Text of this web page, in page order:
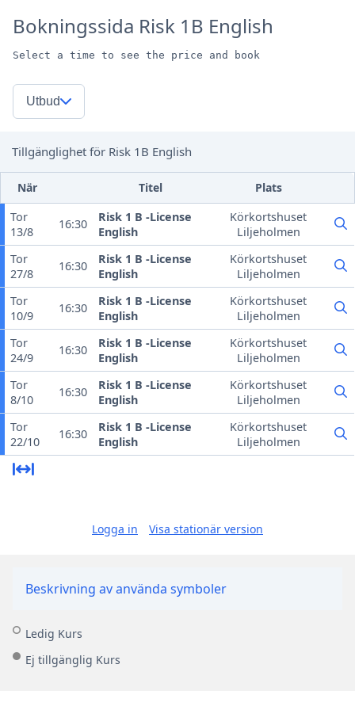
Bokningssida Risk 1B English
Select a time to see the price and book
Utbud
Tillgänglighet för Risk 1B English
När Titel
Plats
Tor
13/8
16:30
Risk 1 B -License
English
Körkortshuset
Liljeholmen
Tor
27/8
16:30
Risk 1 B -License
English
Körkortshuset
Liljeholmen
Tor
10/9
16:30
Risk 1 B -License
English
Körkortshuset
Liljeholmen
Tor
24/9
16:30
Risk 1 B -License
English
Körkortshuset
Liljeholmen
Tor
8/10
16:30
Risk 1 B -License
English
Körkortshuset
Liljeholmen
Tor
22/10
16:30
Risk 1 B -License
English
Körkortshuset
Liljeholmen
Logga in Visa stationär version
Beskrivning av använda symboler
Ledig Kurs
Ej tillgänglig Kurs